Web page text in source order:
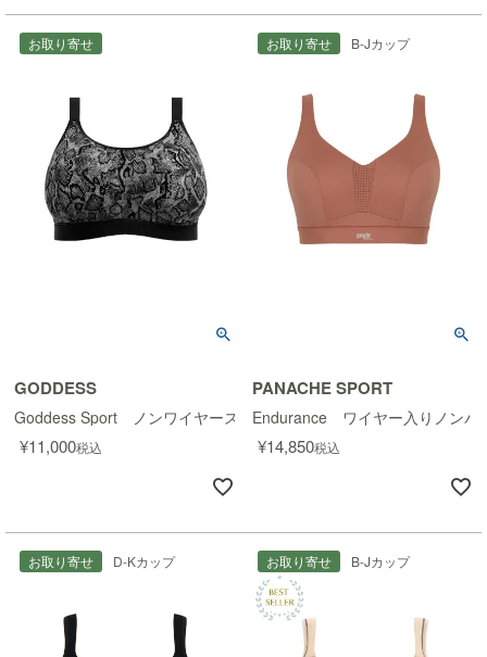
お取り寄せ
GODDESS
Goddess Sport ノンワイヤースポーツブラ
¥11,000税込
お取り寄せ B-Jカップ
PANACHE SPORT
Endurance ワイヤー入りノンパ
¥14,850税込
お取り寄せ D-Kカップ お取り寄せ B-Jカップ